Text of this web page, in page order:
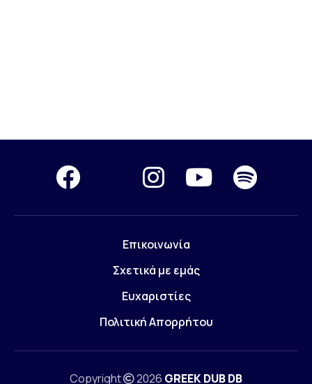
Επικοινωνία
Σχετικά με εμάς
Ευχαριστίες
Πολιτική Απορρήτου
Copyright 2026 GREEK DUB DB